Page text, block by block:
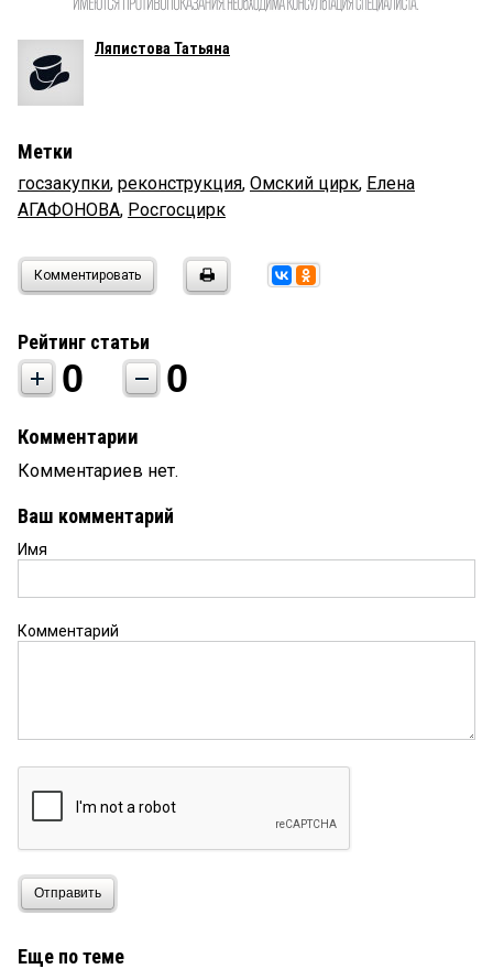
Ляпистова Татьяна
Метки
госзакупки, реконструкция, Омский цирк, Елена
АГАФОНОВА, Росгосцирк
Комментировать
Рейтинг статьи
0 0
Комментарии
Комментариев нет.
Ваш комментарий
Имя
Комментарий
Отправить
Еще по теме